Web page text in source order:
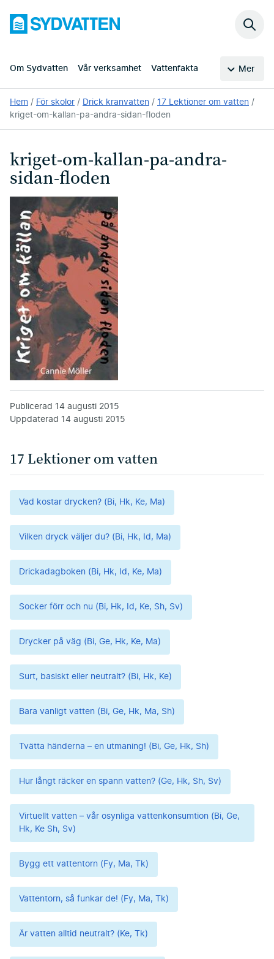
huvudinnehållet
Sydvatten
Om Sydvatten Vår verksamhet Vattenfakta Mer
Sök
Du
är
här:
Hem För skolor Drick kranvatten
17 Lektioner om vatten
kriget-om-kallan-pa-andra-sidan-floden
kriget-om-kallan-pa-andra-
sidan-floden
Publicerad 14 augusti 2015
Uppdaterad 14 augusti 2015
17 Lektioner om vatten
Vad kostar drycken? (Bi, Hk, Ke, Ma)
Vilken dryck väljer du? (Bi, Hk, Id, Ma)
Drickadagboken (Bi, Hk, Id, Ke, Ma)
Socker förr och nu (Bi, Hk, Id, Ke, Sh, Sv)
Drycker på väg (Bi, Ge, Hk, Ke, Ma)
Surt, basiskt eller neutralt? (Bi, Hk, Ke)
Bara vanligt vatten (Bi, Ge, Hk, Ma, Sh)
Tvätta händerna – en utmaning! (Bi, Ge, Hk, Sh)
Hur långt räcker en spann vatten? (Ge, Hk, Sh, Sv)
Virtuellt vatten – vår osynliga vattenkonsumtion (Bi, Ge,
Hk, Ke Sh, Sv)
Bygg ett vattentorn (Fy, Ma, Tk)
Vattentorn, så funkar de! (Fy, Ma, Tk)
Är vatten alltid neutralt? (Ke, Tk)